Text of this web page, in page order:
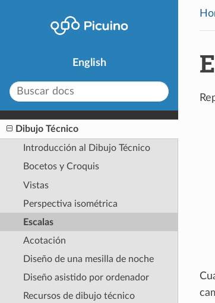
English
Dibujo Técnico
Introducción al Dibujo Técnico
Bocetos y Croquis
Vistas
Perspectiva isométrica
Escalas
Acotación
Diseño de una mesilla de noche
Diseño asistido por ordenador
Recursos de dibujo técnico